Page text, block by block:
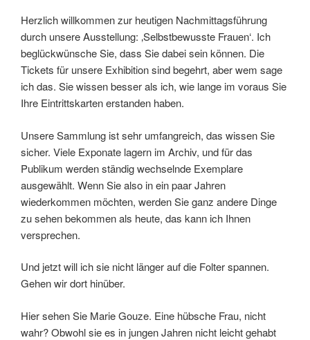
Herzlich willkommen zur heutigen Nachmittagsführung
durch unsere Ausstellung: ‚Selbstbewusste Frauen‘. Ich
beglückwünsche Sie, dass Sie dabei sein können. Die
Tickets für unsere Exhibition sind begehrt, aber wem sage
ich das. Sie wissen besser als ich, wie lange im voraus Sie
Ihre Eintrittskarten erstanden haben.
Unsere Sammlung ist sehr umfangreich, das wissen Sie
sicher. Viele Exponate lagern im Archiv, und für das
Publikum werden ständig wechselnde Exemplare
ausgewählt. Wenn Sie also in ein paar Jahren
wiederkommen möchten, werden Sie ganz andere Dinge
zu sehen bekommen als heute, das kann ich Ihnen
versprechen.
Und jetzt will ich sie nicht länger auf die Folter spannen.
Gehen wir dort hinüber.
Hier sehen Sie Marie Gouze. Eine hübsche Frau, nicht
wahr? Obwohl sie es in jungen Jahren nicht leicht gehabt